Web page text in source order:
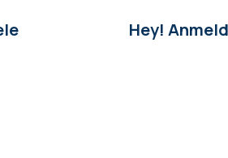
Hey!